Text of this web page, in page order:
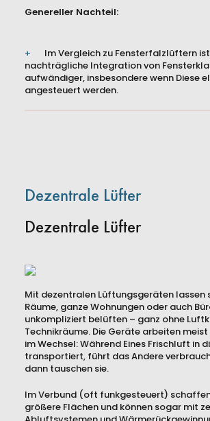
Genereller Nachteil:
Im Vergleich zu Fensterfalzlüftern
nachträgliche Integration von
aufwändiger, insbesondere wenn Diese
angesteuert werden.
Dezentrale Lüfter
Dezentrale Lüfter
Mit dezentralen Lüftungsgeräten lassen
Räume, ganze Wohnungen oder auch
unkompliziert belüften – ganz ohne
Technikräume. Die Geräte arbeiten
im Wechsel: Während Eines Frischluft in
transportiert, führt das Andere
dann tauschen sie.
Im Verbund (oft funkgesteuert)
größere Flächen und können sogar mit